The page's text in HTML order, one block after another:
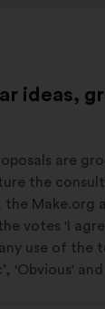
ideas,
are
the
the Make.org
votes 'I
use of the
'Obvious'